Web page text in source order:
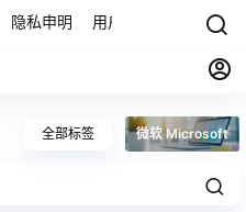
隐私申明 用户协议 联系我们
全部标签 微软 Microsoft